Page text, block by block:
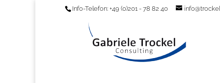
Info-Telefon: +49 (0)201 - 78 82 40